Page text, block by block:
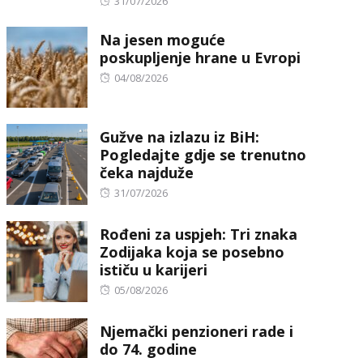
Na jesen moguće
poskupljenje hrane u Evropi
Posted
04/08/2026
Gužve na izlazu iz BiH:
Pogledajte gdje se trenutno
čeka najduže
Posted
31/07/2026
Rođeni za uspjeh: Tri znaka
Zodijaka koja se posebno
ističu u karijeri
Posted
05/08/2026
Njemački penzioneri rade i
do 74. godine